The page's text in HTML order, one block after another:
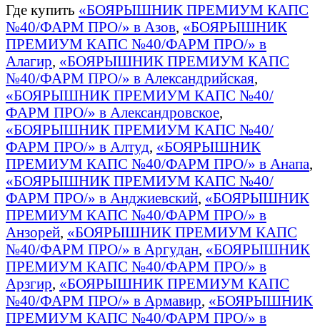
Где купить «БОЯРЫШНИК ПРЕМИУМ КАПС
№40/ФАРМ ПРО/» в Азов, «БОЯРЫШНИК
ПРЕМИУМ КАПС №40/ФАРМ ПРО/» в
Алагир, «БОЯРЫШНИК ПРЕМИУМ КАПС
№40/ФАРМ ПРО/» в Александрийская,
«БОЯРЫШНИК ПРЕМИУМ КАПС №40/
ФАРМ ПРО/» в Александровское,
«БОЯРЫШНИК ПРЕМИУМ КАПС №40/
ФАРМ ПРО/» в Алтуд, «БОЯРЫШНИК
ПРЕМИУМ КАПС №40/ФАРМ ПРО/» в Анапа,
«БОЯРЫШНИК ПРЕМИУМ КАПС №40/
ФАРМ ПРО/» в Анджиевский, «БОЯРЫШНИК
ПРЕМИУМ КАПС №40/ФАРМ ПРО/» в
Анзорей, «БОЯРЫШНИК ПРЕМИУМ КАПС
№40/ФАРМ ПРО/» в Аргудан, «БОЯРЫШНИК
ПРЕМИУМ КАПС №40/ФАРМ ПРО/» в
Арзгир, «БОЯРЫШНИК ПРЕМИУМ КАПС
№40/ФАРМ ПРО/» в Армавир, «БОЯРЫШНИК
ПРЕМИУМ КАПС №40/ФАРМ ПРО/» в